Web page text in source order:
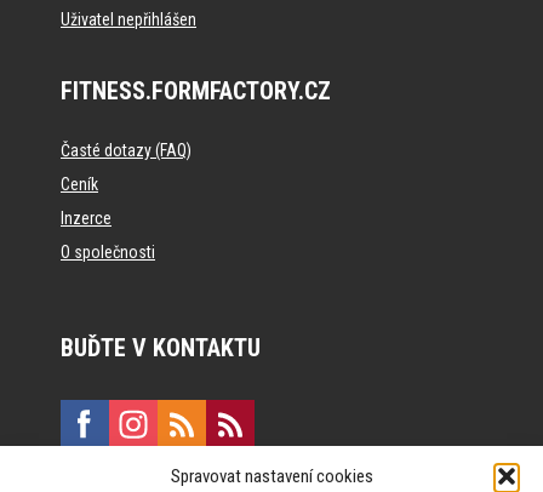
Spravovat nastavení cookies
Uživatel nepřihlášen
FITNESS.FORMFACTORY.CZ
Časté dotazy (FAQ)
Ceník
Inzerce
O společnosti
BUĎTE V KONTAKTU